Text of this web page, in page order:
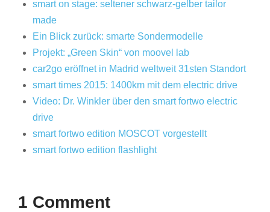
smart on stage: seltener schwarz-gelber tailor
made
Ein Blick zurück: smarte Sondermodelle
Projekt: „Green Skin“ von moovel lab
car2go eröffnet in Madrid weltweit 31sten Standort
smart times 2015: 1400km mit dem electric drive
Video: Dr. Winkler über den smart fortwo electric
drive
smart fortwo edition MOSCOT vorgestellt
smart fortwo edition flashlight
1 Comment